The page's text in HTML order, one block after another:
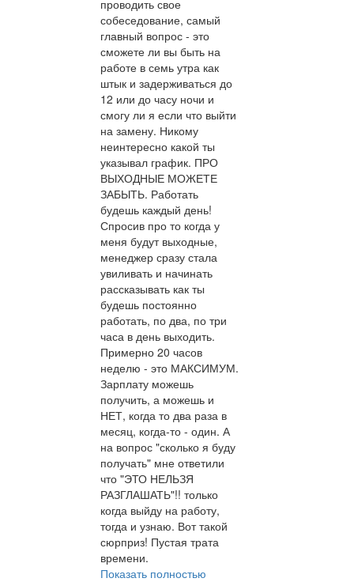
проводить свое
собеседование, самый
главный вопрос - это
сможете ли вы быть на
работе в семь утра как
штык и задерживаться до
12 или до часу ночи и
смогу ли я если что выйти
на замену. Никому
неинтересно какой ты
указывал график. ПРО
ВЫХОДНЫЕ МОЖЕТЕ
ЗАБЫТЬ. Работать
будешь каждый день!
Спросив про то когда у
меня будут выходные,
менеджер сразу стала
увиливать и начинать
рассказывать как ты
будешь постоянно
работать, по два, по три
часа в день выходить.
Примерно 20 часов
неделю - это МАКСИМУМ.
Зарплату можешь
получить, а можешь и
НЕТ, когда то два раза в
месяц, когда-то - один. А
на вопрос "сколько я буду
получать" мне ответили
что "ЭТО НЕЛЬЗЯ
РАЗГЛАШАТЬ"!! только
когда выйду на работу,
тогда и узнаю. Вот такой
сюрприз! Пустая трата
времени.
Показать полностью